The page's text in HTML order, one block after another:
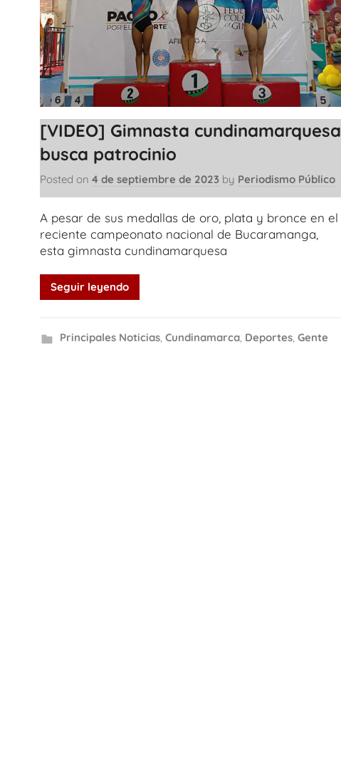
[VIDEO] Gimnasta cundinamarquesa
busca patrocinio
Posted on 4 de septiembre de 2023 by Periodismo Público
A pesar de sus medallas de oro, plata y bronce en el
reciente campeonato nacional de Bucaramanga,
esta gimnasta cundinamarquesa
Seguir leyendo
Principales Noticias, Cundinamarca, Deportes, Gente